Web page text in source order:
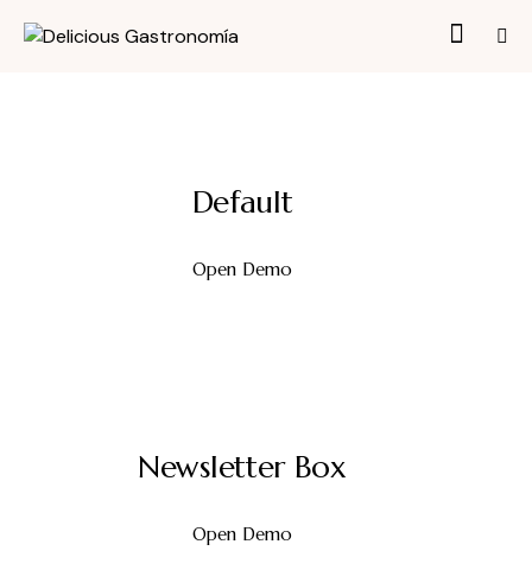
Default
Open Demo
Newsletter Box
Open Demo